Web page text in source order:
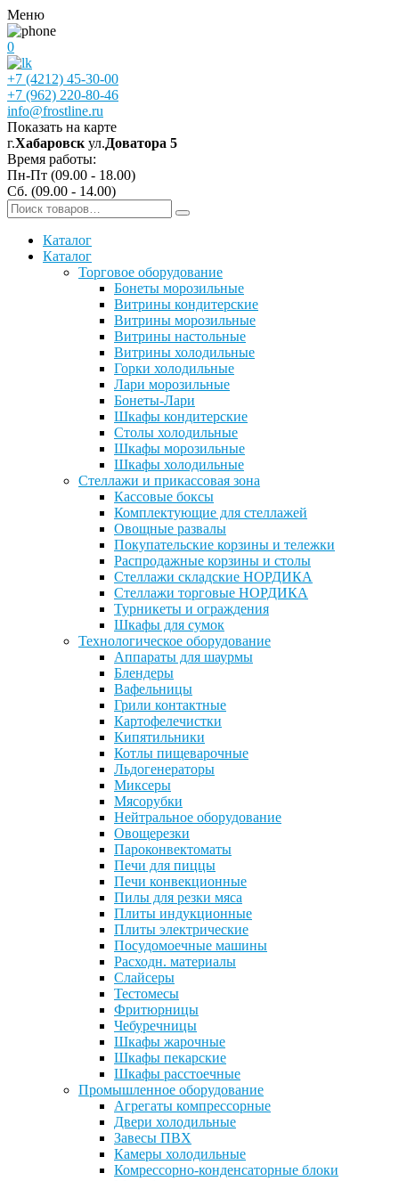
Меню
0
+7 (4212) 45-30-00
+7 (962) 220-80-46
info@frostline.ru
Показать на карте
г.Хабаровск ул.Доватора 5
Время работы:
Пн-Пт (09.00 - 18.00)
Сб. (09.00 - 14.00)
Каталог
Каталог
Торговое оборудование
Бонеты морозильные
Витрины кондитерские
Витрины морозильные
Витрины настольные
Витрины холодильные
Горки холодильные
Лари морозильные
Бонеты-Лари
Шкафы кондитерские
Столы холодильные
Шкафы морозильные
Шкафы холодильные
Стеллажи и прикассовая зона
Кассовые боксы
Комплектующие для стеллажей
Овощные развалы
Покупательские корзины и тележки
Распродажные корзины и столы
Стеллажи складские НОРДИКА
Стеллажи торговые НОРДИКА
Турникеты и ограждения
Шкафы для сумок
Технологическое оборудование
Аппараты для шаурмы
Блендеры
Вафельницы
Грили контактные
Картофелечистки
Кипятильники
Котлы пищеварочные
Льдогенераторы
Миксеры
Мясорубки
Нейтральное оборудование
Овощерезки
Пароконвектоматы
Печи для пиццы
Печи конвекционные
Пилы для резки мяса
Плиты индукционные
Плиты электрические
Посудомоечные машины
Расходн. материалы
Слайсеры
Тестомесы
Фритюрницы
Чебуречницы
Шкафы жарочные
Шкафы пекарские
Шкафы расстоечные
Промышленное оборудование
Агрегаты компрессорные
Двери холодильные
Завесы ПВХ
Камеры холодильные
Комрессорно-конденсаторные блоки